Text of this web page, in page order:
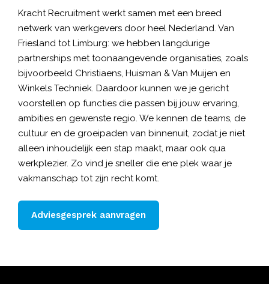
Kracht Recruitmentwerkt samen met een breed
netwerk van werkgevers door heel Nederland. Van
Friesland tot Limburg: we hebben langdurige
partnerships met toonaangevende organisaties, zoals
bijvoorbeeld Christiaens, Huisman & Van Muijen en
Winkels Techniek. Daardoor kunnen we je gericht
voorstellen op functies die passen bij jouw ervaring,
ambities en gewenste regio. We kennen de teams, de
cultuur en de groeipaden van binnenuit, zodat je niet
alleen inhoudelijk een stap maakt, maar ook qua
werkplezier. Zo vind je sneller die ene plek waar je
vakmanschap tot zijn recht komt.
Adviesgesprek aanvragen